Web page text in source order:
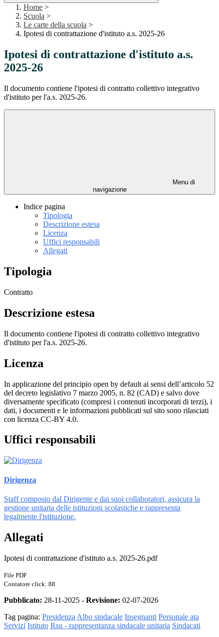
Home >
Scuola >
Le carte della scuola >
Ipotesi di contrattazione d'istituto a.s. 2025-26
Ipotesi di contrattazione d'istituto a.s.
2025-26
Il documento contiene l'ipotesi di contratto collettivo integrativo
d'istituto per l'a.s. 2025-26.
Menu di
navigazione
Indice pagina
Tipologia
Descrizione estesa
Licenza
Uffici responsabili
Allegati
Tipologia
Contratto
Descrizione estesa
Il documento contiene l'ipotesi di contratto collettivo integrativo
d'istituto per l'a.s. 2025-26.
Licenza
In applicazione del principio open by default ai sensi dell’articolo 52
del decreto legislativo 7 marzo 2005, n. 82 (CAD) e salvo dove
diversamente specificato (compresi i contenuti incorporati di terzi), i
dati, i documenti e le informazioni pubblicati sul sito sono rilasciati
con licenza CC-BY 4.0.
Uffici responsabili
Dirigenza
Staff composto dal Dirigente e dai suoi collaboratori, assicura la
gestione unitaria delle istituzioni scolastiche e rappresenta
legalmente l'istituzione.
Allegati
Ipotesi di contrattazione d'istituto a.s. 2025-26.pdf
File PDF
Contatore click: 88
Pubblicato: 28-11-2025 - Revisione: 02-07-2026
Tag pagina: Presidenza Albo sindacale Insegnanti Personale ata
Servizi Istituto Rsu - rappresentanza sindacale unitaria Sindacati